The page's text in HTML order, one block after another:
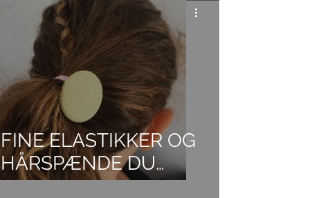
FINE ELASTIKKER OG
HÅRSPÆNDE DU
SELV KAN LAVE